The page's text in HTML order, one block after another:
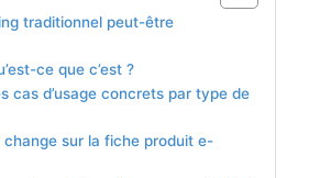
traditionnel peut-être
ce que c’est ?
cas d’usage concrets par type de
change sur la fiche produit e-